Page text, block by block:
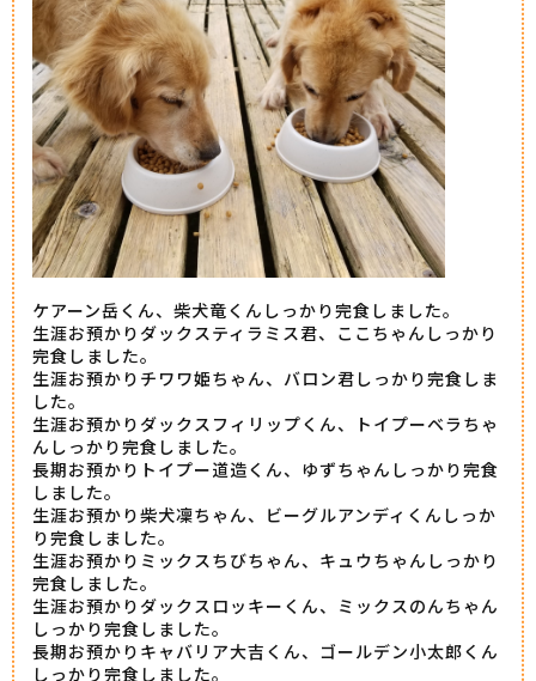
ケアーン岳くん、柴犬竜くんしっかり完食しました。
生涯お預かりダックスティラミス君、ここちゃんしっかり
完食しました。
生涯お預かりチワワ姫ちゃん、バロン君しっかり完食しま
した。
生涯お預かりダックスフィリップくん、トイプーベラちゃ
んしっかり完食しました。
長期お預かりトイプー道造くん、ゆずちゃんしっかり完食
しました。
生涯お預かり柴犬凜ちゃん、ビーグルアンディくんしっか
り完食しました。
生涯お預かりミックスちびちゃん、キュウちゃんしっかり
完食しました。
生涯お預かりダックスロッキーくん、ミックスのんちゃん
しっかり完食しました。
長期お預かりキャバリア大吉くん、ゴールデン小太郎くん
しっかり完食しました。